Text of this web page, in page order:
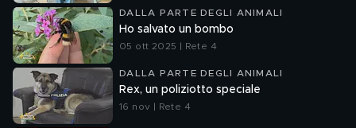
DALLA PARTE DEGLI ANIMALI
Ho salvato un bombo
05 ott 2025 | Rete 4
DALLA PARTE DEGLI ANIMALI
Rex, un poliziotto speciale
16 nov | Rete 4